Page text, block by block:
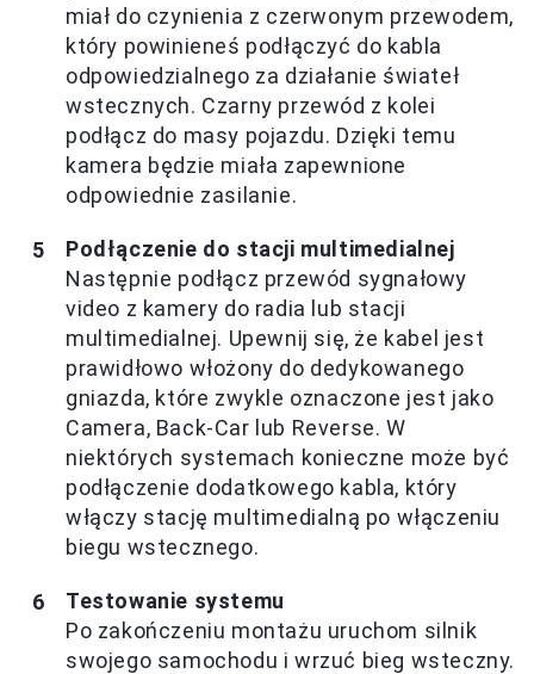
miał do czynienia z czerwonym przewodem,
który powinieneś podłączyć do kabla
odpowiedzialnego za działanie świateł
wstecznych. Czarny przewód z kolei
podłącz do masy pojazdu. Dzięki temu
kamera będzie miała zapewnione
odpowiednie zasilanie.
Podłączenie do stacji multimedialnej
Następnie podłącz przewód sygnałowy
video z kamery do radia lub stacji
multimedialnej. Upewnij się, że kabel jest
prawidłowo włożony do dedykowanego
gniazda, które zwykle oznaczone jest jako
Camera, Back-Car lub Reverse. W
niektórych systemach konieczne może być
podłączenie dodatkowego kabla, który
włączy stację multimedialną po włączeniu
biegu wstecznego.
Testowanie systemu
Po zakończeniu montażu uruchom silnik
swojego samochodu i wrzuć bieg wsteczny.